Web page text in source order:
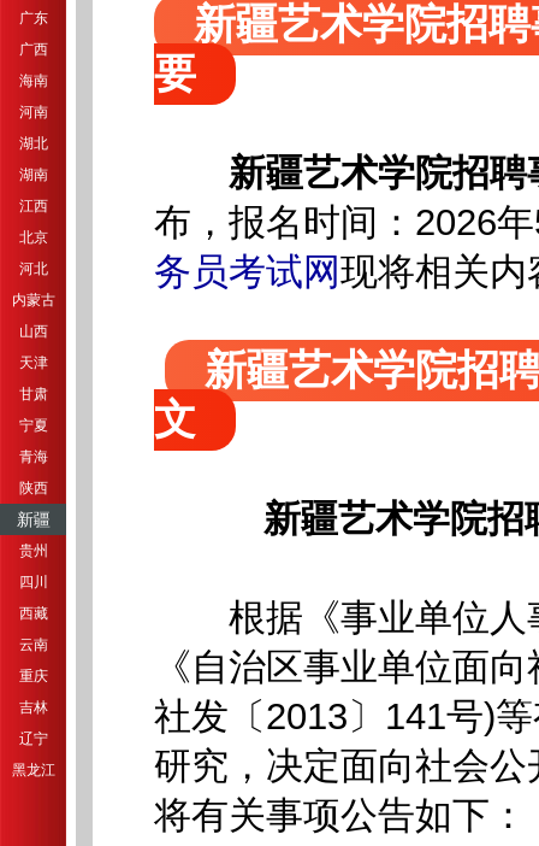
广东
广西
海南
河南
湖北
湖南
江西
北京
河北
内蒙古
山西
天津
甘肃
宁夏
青海
陕西
新疆
贵州
四川
西藏
云南
重庆
吉林
辽宁
黑龙江
新疆艺术学院招
要
新疆艺术学院招
布，报名时间：2026
务员考试网现将相关
新疆艺术学院招
文
新疆艺术学院
根据《事业单位人
《自治区事业单位面
社发〔2013〕141号)
研究，决定面向社会
将有关事项公告如下：